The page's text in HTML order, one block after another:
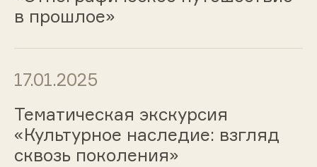
в прошлое»
17.01.2025
Тематическая экскурсия
«Культурное наследие: взгляд
сквозь поколения»